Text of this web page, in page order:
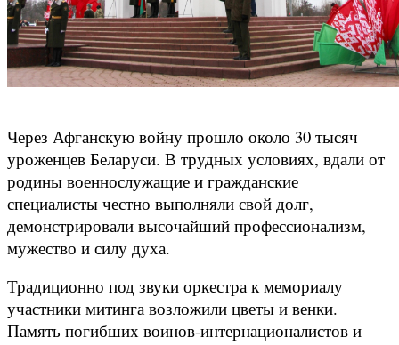
Через Афганскую войну прошло около 30 тысяч
уроженцев Беларуси. В трудных условиях, вдали от
родины военнослужащие и гражданские
специалисты честно выполняли свой долг,
демонстрировали высочайший профессионализм,
мужество и силу духа.
Традиционно под звуки оркестра к мемориалу
участники митинга возложили цветы и венки.
Память погибших воинов-интернационалистов и